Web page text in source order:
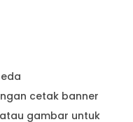
cetak banner
gambar untuk